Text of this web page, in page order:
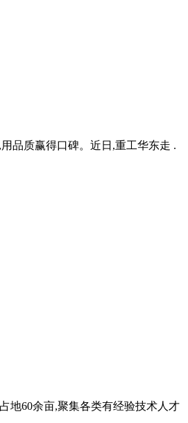
品质赢得口碑。近日,重工华东走 .
地60余亩,聚集各类有经验技术人才